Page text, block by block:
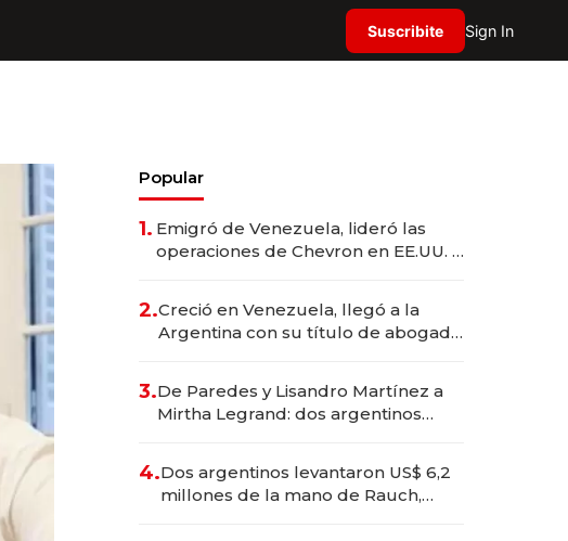
Suscribite Sign In
Popular
1. Emigró de Venezuela, lideró las
operaciones de Chevron en EE.UU. y
2.Creció en Venezuela, llegó a la
Argentina con su título de abogado
marcas "fast premium"
3.De Paredes y Lisandro Martínez a
Mirtha Legrand: dos argentinos
deportivo y el cuidado corporal
4.Dos argentinos levantaron US$ 6,2
millones de la mano de Rauch,